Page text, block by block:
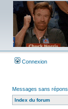
Connexion
Messages sans
Index du forum